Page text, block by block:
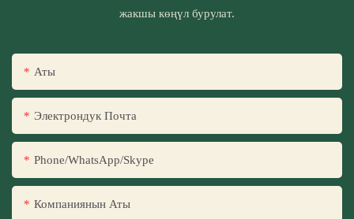
жакшы көңүл бурулат.
Аты
Электрондук Почта
Phone/WhatsApp/Skype
Компаниянын Аты